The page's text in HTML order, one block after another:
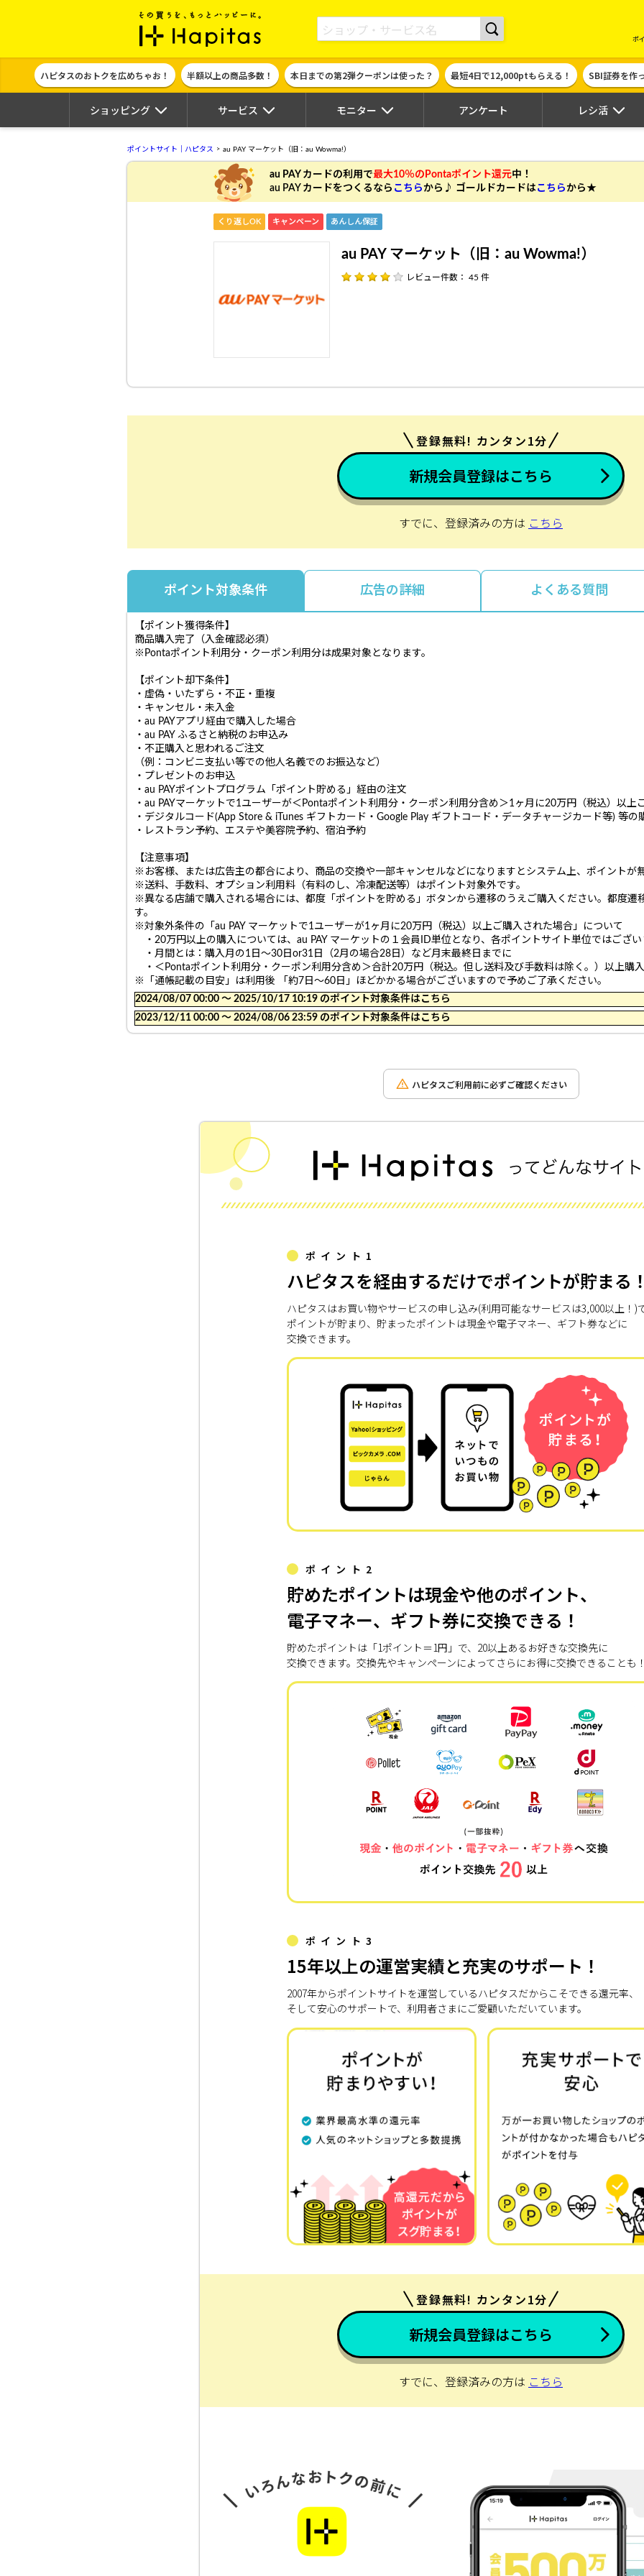
ポイント貯めて現金やギフト券に交換できるポイントサイト | ハピタス
ポ
ハピタスのおトクを広めちゃお！ 半額以上の商品多数！ 本日までの第2弾クーポンは使った？ 最短4日で12,000ptもらえる！ SBI証券を作
ショッピング サービス モニター アンケート レシ活
ポイントサイト｜ハピタス au PAY マーケット（旧：au Wowma!）
au PAY カードの利用 で最大10％のPontaポイント還元中！
au PAY カードをつくるなら こちらから♪ ゴールドカードはこちらから★
くり返しOK キャンペーン あんしん保証
au PAY マーケット（旧：au Wowma!）
レビュー件数： 45 件
登録無料! カンタン1分
新規会員登録はこちら
すでに、登録済みの方は こちら
ポイント対象条件 広告の詳細 よくある質問
【ポイント獲得条件】
商品購入完了（入金確認必須）
※Pontaポイント利用分・クーポン利用分は成果対象となります。
【ポイント却下条件】
・虚偽・いたずら・不正・重複
・キャンセル・未入金
・au PAYアプリ経由で購入した場合
・au PAY ふるさと納税のお申込み
・不正購入と思われるご注文
（例：コンビニ支払い等での他人名義でのお振込など）
・プレゼントのお申込
・au PAYポイントプログラム「ポイント貯める」経由の注文
・au PAYマーケットで1ユーザーが＜Pontaポイント利用分・クーポン利用分含め＞1ヶ月に20万円（税込）以上
・デジタルコード(App Store & iTunes ギフトカード・Google Play ギフトコード・データチャージカード等) 等の
・レストラン予約、エステや美容院予約、宿泊予約
【注意事項】
※お客様、または広告主の都合により、商品の交換や一部キャンセルなどになりますとシステム上、ポイントが
※送料、手数料、オプション利用料（有料のし、冷凍配送等）はポイント対象外です。
※異なる店舗で購入される場合には、都度「ポイントを貯める」ボタンから遷移のうえご購入ください。都度遷
す。
※対象外条件の「au PAY マーケットで1ユーザーが1ヶ月に20万円（税込）以上ご購入された場合」について
・20万円以上の購入については、au PAY マーケットの１会員ID単位となり、各ポイントサイト単位ではござ
・月間とは：購入月の1日〜30日or31日（2月の場合28日）など月末最終日までに
・＜Pontaポイント利用分・クーポン利用分含め＞合計20万円（税込。但し送料及び手数料は除く。）以上購
※「通帳記載の目安」は利用後 「約7日～60日」ほどかかる場合がございますので予めご了承ください。
2024/08/07 00:00 〜 2025/10/17 10:19 のポイント対象条件はこちら
2023/12/11 00:00 〜 2024/08/06 23:59 のポイント対象条件はこちら
ハピタスご利用前に必ずご確認ください
ポイント1
ハピタスを経由するだけでポイントが貯まる
ハピタスはお買い物やサービスの申し込み(利用可能なサービスは3,000以上！)
ポイントが貯まり、貯まったポイントは現金や電子マネー、ギフト券などに
交換できます。
ポイント2
貯めたポイントは現金や他のポイント、
電子マネー、ギフト券に交換できる！
貯めたポイントは「1ポイント＝1円」で、20以上あるお好きな交換先に
交換できます。交換先やキャンペーンによってさらにお得に交換できることも
ポイント3
15年以上の運営実績と充実のサポート！
2007年からポイントサイトを運営しているハピタスだからこそできる還元率、
そして安心のサポートで、利用者さまにご愛顧いただいています。
登録無料! カンタン1分
新規会員登録はこちら
すでに、登録済みの方は こちら